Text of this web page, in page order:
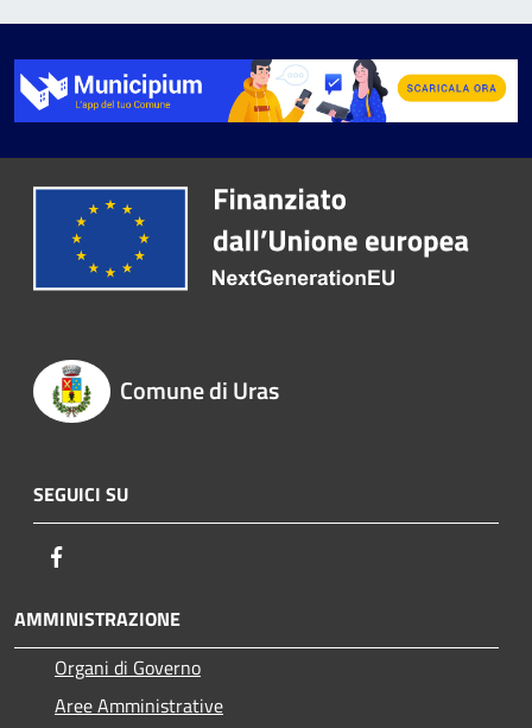
Comune di Uras
SEGUICI SU
AMMINISTRAZIONE
Organi di Governo
Aree Amministrative